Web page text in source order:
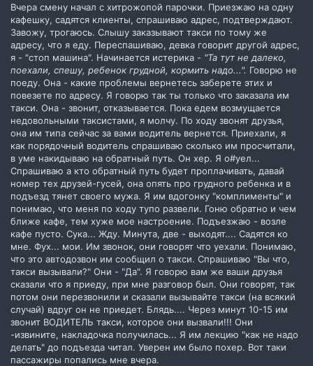
Вчера смену начал с хитрожопой парочки. Приезжаю на одну
кафешку, садятся клиенты, спрашиваю адрес, подтверждают.
Завожу, трогаюсь. Слышу заказывают такси по тому же
адресу, что я еду. Переспашиваю, девка говорит другой адрес,
я - "стоп машина". Начинается истерика - "Та тут не далеко,
поехали, спешу, ребенок грудной, кормить надо...". Говорю не
поеду. Она - какие проблемы вернетесь заберете этих и
повезете по адресу. Я говорю так ты только что заказала им
такси. Она - звонит, отказывается. Пока едем возмущается
недовольными таксистами, я молчу. По ходу звонят друзья,
она им типа сейчас за вами водитель вернется. Приехали, я
как порядочный водитель спрашиваю сколько им просчитали,
в уме накидываю на обратный путь. Он хер. Я о#уел...
Спрашиваю а кто обратный путь будет проплачивать, давай
номер тех друзей-гусей, она опять про грудного ребенка и в
подъезд тянет своего мужа. Я им вдогонку "комплименты" и
понимаю, что меня по ходу тупо развели. Гоню обратно и чем
ближе кафе, тем хуже мое настроение. Подъезжаю - возле
кафе пусто. Сука... Жду. Минута, две - выходят.... Садятся ко
мне. Фух... мои. Им звонок, они говорят что уехали. Понимаю,
что это автодозвон им сообщил о такси. Спрашиваю "Вы что,
такси вызывали?" Они - "Да". Я говорю вам же ваши друзья
сказали что я приеду, при мне разговор был. Они говорят, так
потом они перезвонили и сказали вызывайте такси (на всякий
случай) вдруг он не приедет. Блядь.... Через минут 10-15 им
звонит ВОДИТЕЛЬ такси, которое они вызвали!!! Они
-извините, накладочка получилась... Я им лекцию "как не надо
делать" до подъезда читал. Уверен им было похер. Вот таки
пассажиры попались мне вчера.